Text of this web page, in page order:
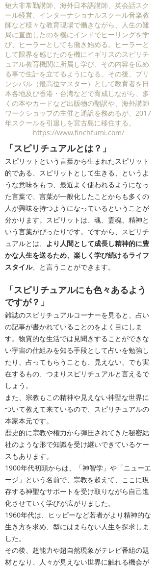
短大非常勤講師、海外日本語講師、英会話スク
ール経営、インターナショナルスクール音楽教
師など様々な教育現場で働きながら、人生の難
局に直面したのを機にインドでヒーリングを学
び、ヒーラーとしても働き始める。ヒーラーと
して限界を感じたのを機にイギリスのスピリチ
ュアル教育機関に所属し学び、その内容を広め
る事で生計を立てるようになる。その後、プリ
ンシパル（最高位マスター）として教育者を日
本各地及び香港・台湾などで育成しながら、多
くの本やカードなど出版物の翻訳や、海外講師
ワークショップの主催と通訳を務めるが、2017
年スクールを引退しを宮古島に移住する。
https://www.finchfumi.com/
「スピリチュアルとは？」
​スピリットという言葉から生まれたスピリット
的である、スピリットとして生きる、というよ
うな意味をもつ、最近よく使われるようになっ
た言葉で、言葉が一般化したことからも多くの
人が興味を持つようになっているということが
分かります。スピリットは、魂、霊魂、精神と
いう言葉がぴったりです。ですから、スピリチ
ュアルとは、 より人間として成長し精神的に豊
かな人生を送るため、楽しく学び続けるライフ
スタイル、と言うことができます。
「スピリチュアルにも色々あるよう
ですが？」
雑誌のスピリチュアルコーナーを見ると、占い
の記事が書かれていることのをよく目にしま
す。物質的な生活では見聞きすることができな
い宇宙の仕組みを知る手段として占いを勉強し
たり、占ってもらうことも、見えない、でも実
在するもの、つまりスピリチュアルと言えるで
しょう。
また、宗教もこの精神や見えない神聖な世界に
ついて教えて来ているので、スピリチュアルの
本家本元です。
歴史的に宗教や権力から弾圧されてきた秘密結
社のような形で知識を受け継いできているケー
スもあります。
1900年代初頭からは、「神智学」や「ニューエ
ージ」という名前で、宗教を超えて、ここに現
存する神聖なサポートを受け取りながら自己進
化させていく学びが広がりました。
​1960年代は、ヒッピーなど若者がより精神的な
生き方を求め、型にはまらない人生を探求しま
した。
その後、超能力や超自然現象がテレビ番組の題
材となり、人々が見えない世界に触れる機会が